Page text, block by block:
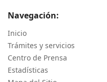
Navegación:
Inicio
Trámites y servicios
Centro de Prensa
Estadísticas